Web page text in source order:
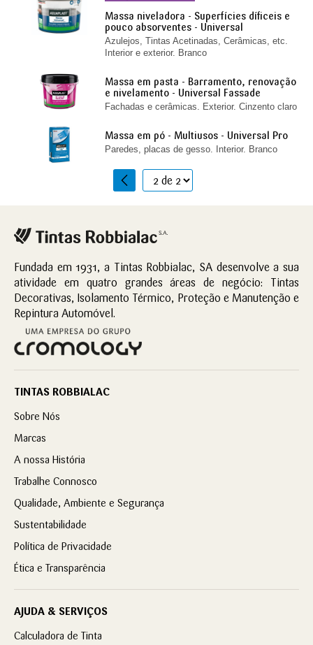
Massa niveladora - Superfícies díficeis e
pouco absorventes - Universal
Azulejos, Tintas Acetinadas, Cerâmicas, etc.
Interior e exterior. Branco
Massa em pasta - Barramento, renovação
e nivelamento - Universal Fassade
Fachadas e cerâmicas. Exterior. Cinzento claro
Massa em pó - Multiusos - Universal Pro
Paredes, placas de gesso. Interior. Branco
1
2
Fundada em 1931, a Tintas Robbialac, SA desenvolve a sua
atividade em quatro grandes áreas de negócio: Tintas
Decorativas, Isolamento Térmico, Proteção e Manutenção e
Repintura Automóvel.
TINTAS ROBBIALAC
Sobre Nós
Marcas
A nossa História
Trabalhe Connosco
Qualidade, Ambiente e Segurança
Sustentabilidade
Política de Privacidade
Ética e Transparência
AJUDA & SERVIÇOS
Calculadora de Tinta